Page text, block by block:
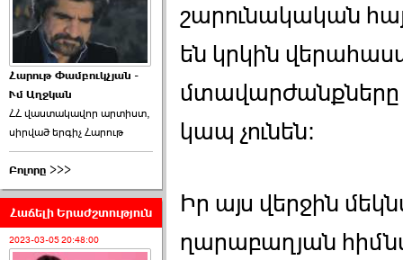
«Ժողովուրդ»-ը
հերթական ›››
2026-06-21 23:00:00
armlur.ՔՊ-ի ներսում
սպասում են ›››
Հարութ Փամբուկչյան -
Ւմ Աղջկան
ՀՀ վաստակավոր արտիստ,
սիրված երգիչ Հարութ
Բոլորը >>>
Հաճելի Երաժշտություն
2023-03-05 20:48:00
շարունակական
են կրկին
մտավարժանքները
կապ չունեն:
Իր այս վերջին
ղարաբաղյան